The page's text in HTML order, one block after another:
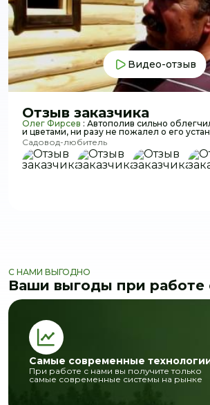
Отзыв заказчика
Олег Фирсев : Автополив сильно
и цветами, ни разу не пожалел о его
Садовод-любитель
Видео-отзыв
С НАМИ ВЫГОДНО
Ваши выгоды при работе
Самые современные
При работе с нами вы получите только
самые современные системы на рынке